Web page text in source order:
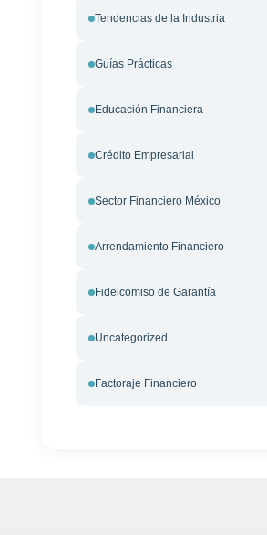
Tendencias de la Industria
Guías Prácticas
Educación Financiera
Crédito Empresarial
Sector Financiero México
Arrendamiento Financiero
Fideicomiso de Garantía
Uncategorized
Factoraje Financiero